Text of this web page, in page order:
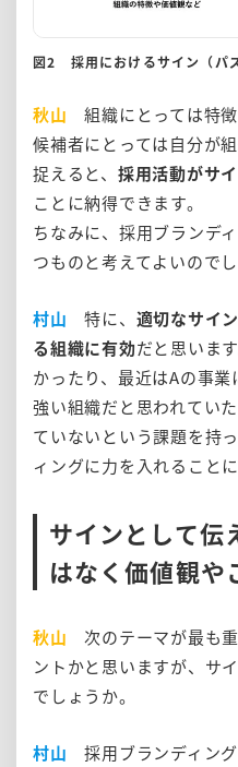
図2 採用におけるサイン（パ
秋山
組織にとっては特
候補者にとっては自分が
捉えると、 採用活動がサ
ことに納得できます。
ちなみに、採用ブランデ
つものと考えてよいのでし
村山 特に、 適切なサイ
る組織に有効だと思いま
かったり、最近はAの事
強い組織だと思われてい
ていないという課題を持
ィングに力を入れること
サインとして伝
はなく価値観や
秋山
次のテーマが最も
ントかと思いますが、サ
でしょうか。
村山
採用ブランディン